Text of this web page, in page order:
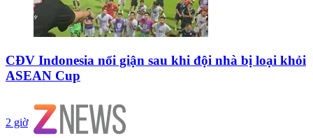
CĐV Indonesia nổi giận sau khi đội nhà bị loại khỏi
ASEAN Cup
2 giờ